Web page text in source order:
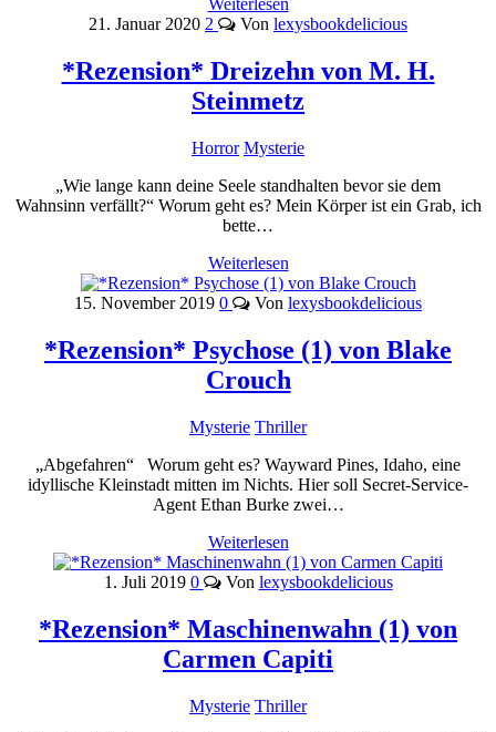
Weiterlesen
21. Januar 2020 2 Von lexysbookdelicious
*Rezension* Dreizehn von M. H.
Steinmetz
Horror Mysterie
„Wie lange kann deine Seele standhalten bevor sie dem
Wahnsinn verfällt?“ Worum geht es? Mein Körper ist ein Grab, ich
bette…
Weiterlesen
15. November 2019 0 Von lexysbookdelicious
*Rezension* Psychose (1) von Blake
Crouch
Mysterie Thriller
„Abgefahren“ Worum geht es? Wayward Pines, Idaho, eine
idyllische Kleinstadt mitten im Nichts. Hier soll Secret-Service-
Agent Ethan Burke zwei…
Weiterlesen
1. Juli 2019 0 Von lexysbookdelicious
*Rezension* Maschinenwahn (1) von
Carmen Capiti
Mysterie Thriller